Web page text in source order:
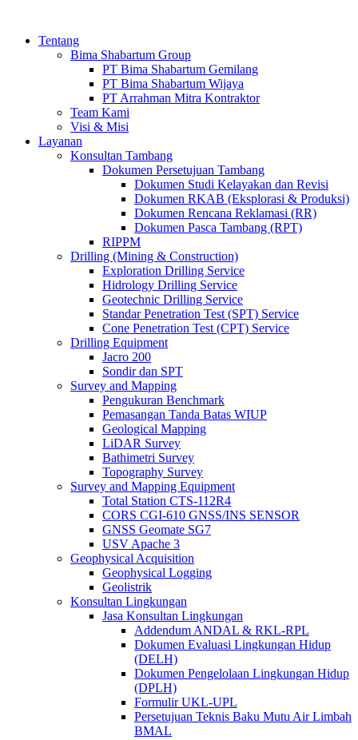
Tentang
Bima Shabartum Group
PT Bima Shabartum Gemilang
PT Bima Shabartum Wijaya
PT Arrahman Mitra Kontraktor
Team Kami
Visi & Misi
Layanan
Konsultan Tambang
Dokumen Persetujuan Tambang
Dokumen Studi Kelayakan dan Revisi
Dokumen RKAB (Eksplorasi & Produksi)
Dokumen Rencana Reklamasi (RR)
Dokumen Pasca Tambang (RPT)
RIPPM
Drilling (Mining & Construction)
Exploration Drilling Service
Hidrology Drilling Service
Geotechnic Drilling Service
Standar Penetration Test (SPT) Service
Cone Penetration Test (CPT) Service
Drilling Equipment
Jacro 200
Sondir dan SPT
Survey and Mapping
Pengukuran Benchmark
Pemasangan Tanda Batas WIUP
Geological Mapping
LiDAR Survey
Bathimetri Survey
Topography Survey
Survey and Mapping Equipment
Total Station CTS-112R4
CORS CGI-610 GNSS/INS SENSOR
GNSS Geomate SG7
USV Apache 3
Geophysical Acquisition
Geophysical Logging
Geolistrik
Konsultan Lingkungan
Jasa Konsultan Lingkungan
Addendum ANDAL & RKL-RPL
Dokumen Evaluasi Lingkungan Hidup
(DELH)
Dokumen Pengelolaan Lingkungan Hidup
(DPLH)
Formulir UKL-UPL
Persetujuan Teknis Baku Mutu Air Limbah
BMAL